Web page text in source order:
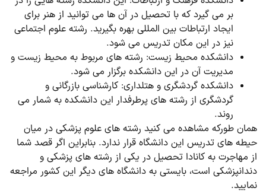
بر می گیرد که با تحصیل در آن ها می توانید از هنر برای
ایجاد ارتباطات بین المللی بهره بگیرید. رشته علوم اجتماعی
نیز در این مکان تدریس می شود.
دانشکده محیط زیست: رشته های مربوط به محیط زیست و
مدیریت آن در این دانشکده برگزار می شود.
دانشکده گردشگری و هتلداری: کارشناسی بازرگانی و
گردشگری از رشته های پرطرفدار این دانشکده به شمار می
روند.
همان طورکه مشاهده می کنید رشته های علوم پزشکی در میان
حیطه های تدریس این دانشگاه قرار ندارد. بنابراین اگر قصد شما
از مهاجرت به کانادا تحصیل در یکی از رشته های پزشکی و
دندانپزشکی است، بایستی به دانشگاه های دیگر این کشور مراجعه
نمایید.